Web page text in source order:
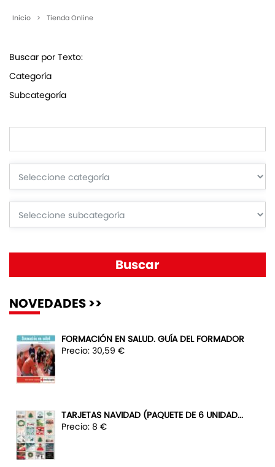
Inicio > Tienda Online
Buscar por Texto:
Categoría
Subcategoría
NOVEDADES >>
FORMACIÓN EN SALUD. GUÍA DEL FORMADOR
Precio: 30,59 €
TARJETAS NAVIDAD (PAQUETE DE 6 UNIDAD...
Precio: 8 €